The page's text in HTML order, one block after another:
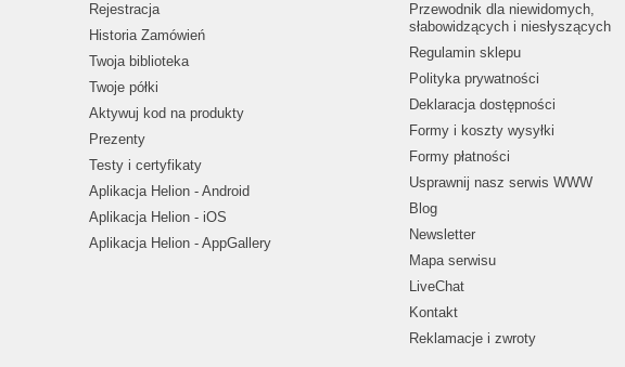
Rejestracja
Historia Zamówień
Twoja biblioteka
Twoje półki
Aktywuj kod na produkty
Prezenty
Testy i certyfikaty
Aplikacja Helion - Android
Aplikacja Helion - iOS
Aplikacja Helion - AppGallery
Przewodnik dla niewidomych,
słabowidzących i niesłyszących
Regulamin sklepu
Polityka prywatności
Deklaracja dostępności
Formy i koszty wysyłki
Formy płatności
Usprawnij nasz serwis WWW
Blog
Newsletter
Mapa serwisu
LiveChat
Kontakt
Reklamacje i zwroty